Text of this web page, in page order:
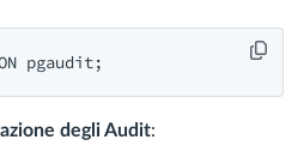
pgaudit;
degli Audit: